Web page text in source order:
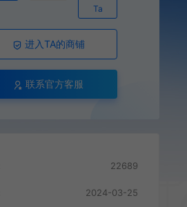
Ta
进入TA的商铺
联系官方客服
22689
2024-03-25